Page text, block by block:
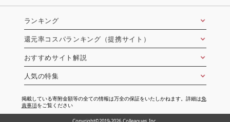
ランキング
還元率コスパランキング（提携サイト）
おすすめサイト解説
人気の特集
掲載している寄附金額等の全ての情報は万全の保証をいたしかねます。詳細は免
責事項をご覧ください